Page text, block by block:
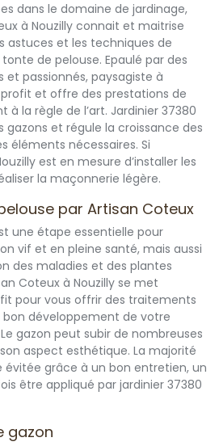
dans le domaine de jardinage,
à Nouzilly connait et maitrise
et les techniques de
de pelouse. Epaulé par des
et passionnés, paysagiste à
et offre des prestations de
la règle de l’art. Jardinier 37380
et régule la croissance des
éléments nécessaires. Si
est en mesure d’installer les
la maçonnerie légère.
par Artisan Coteux
une étape essentielle pour
vif et en pleine santé, mais aussi
des maladies et des plantes
Coteux à Nouzilly se met
pour vous offrir des traitements
développement de votre
gazon peut subir de nombreuses
aspect esthétique. La majorité
évitée grâce à un bon entretien, un
être appliqué par jardinier 37380
gazon